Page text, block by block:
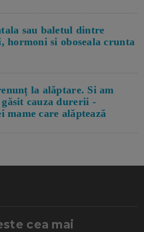
sau baletul dintre
hormoni si oboseala crunta
la alăptare. Si am
cauza durerii -
mame care alăptează
cea mai